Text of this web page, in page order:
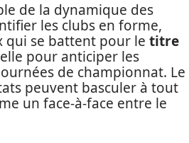
de la dynamique des
les clubs en forme,
qui se battent pour le titre
pour anticiper les
de championnat. Le
peuvent basculer à tout
un face-à-face entre le